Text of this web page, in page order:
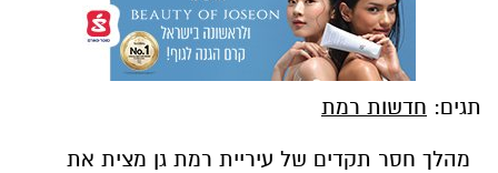
תגים: חדשות רמת
מהלך חסר תקדים של עיריית רמת גן מצית את